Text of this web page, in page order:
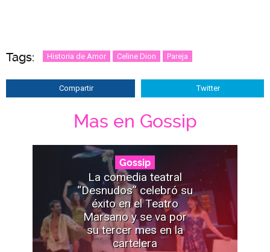
Tags: Historia de Amor Celine Dion Pareja
Compartir Twitter
Mas en Gossip
Gossip
La comedia teatral
“Desnudos” celebró su
éxito en el Teatro
Marsano y se va por
su tercer mes en la
cartelera